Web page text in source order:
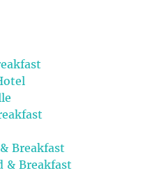
Breakfast
& Breakfast